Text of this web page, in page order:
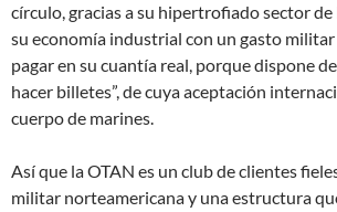
círculo, gracias a su hipertrofiado sector
su economía industrial con un gasto
pagar en su cuantía real, porque dispone
hacer billetes”, de cuya aceptación
cuerpo de marines.
Así que la OTAN es un club de clientes
militar norteamericana y una estructura